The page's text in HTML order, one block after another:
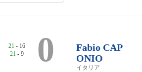
21 - 16
21 - 9 0
Fabio CAP
ONIO
イタリア